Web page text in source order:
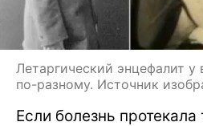
Летаргический энцефалит у
по-разному. Источник
Если болезнь